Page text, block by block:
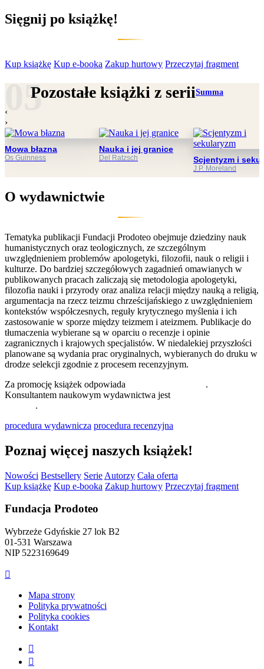
Sięgnij po książkę!
Kup książkę Kup e-booka Zakup hurtowy Przeczytaj fragment
Pozostałe książki z seriiSumma
‹
›
Mowa błazna
Os Guinness
Nauka i jej granice
Del Ratzsch Scjentyzm i
J.P. Moreland
O wydawnictwie
Tematyka publikacji Fundacji Prodoteo obejmuje dziedziny nauk
humanistycznych oraz teologicznych, ze szczególnym
uwzględnieniem problemów apologetyki, filozofii, nauk o religii i
kulturze. Do bardziej szczegółowych zagadnień omawianych w
publikowanych pracach zaliczają się metodologia apologetyki,
filozofia nauki i przyrody oraz analiza relacji między nauką a religią,
argumentacja na rzecz teizmu chrześcijańskiego z uwzględnieniem
kontekstów współczesnych, reguły krytycznego myślenia i ich
zastosowanie w sporze między teizmem i ateizmem. Publikacje do
tłumaczenia wybierane są w oparciu o recenzje i opinie
zagranicznych i krajowych specjalistów. W niedalekiej przyszłości
planowane są wydania prac oryginalnych, wybieranych do druku w
drodze selekcji zgodnie z procesem recenzyjnym.
Za promocję książek odpowiada
.
Konsultantem naukowym wydawnictwa jest
.
procedura wydawnicza procedura recenzyjna
Poznaj więcej naszych książek!
Nowości Bestsellery Serie Autorzy Cała oferta
Kup książkę Kup e-booka Zakup hurtowy Przeczytaj fragment
Fundacja Prodoteo
Wybrzeże Gdyńskie 27 lok B2
01-531 Warszawa
NIP 5223169649

Mapa strony
Polityka prywatności
Polityka cookies
Kontakt

